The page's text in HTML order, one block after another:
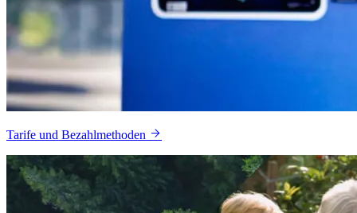
Tarife und Bezahlmethoden